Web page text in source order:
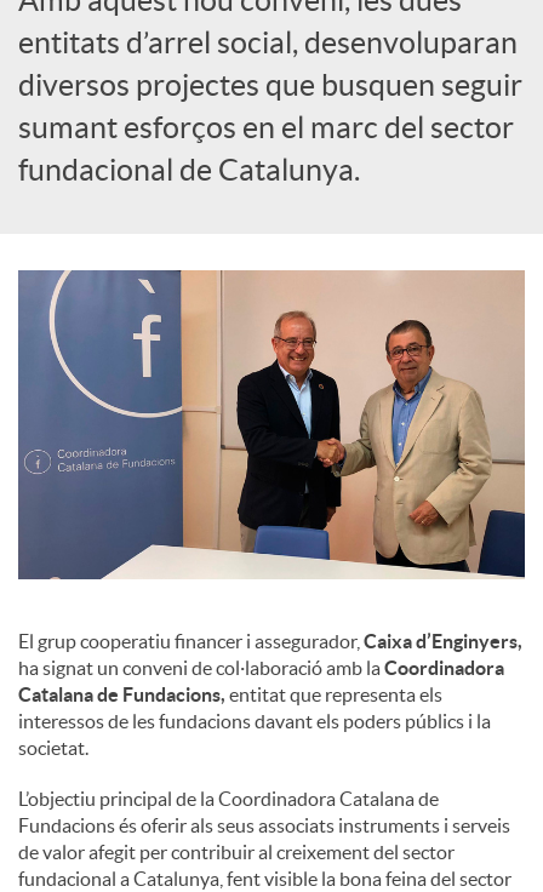
c
i
s
entitats d’arrel social, desenvoluparan
diversos projectes que busquen seguir
sumant esforços en el marc del sector
fundacional de Catalunya.
El grup cooperatiu financer i assegurador, Caixa d’Enginyers,
ha signat un conveni de col·laboració amb laCoordinadora
Catalana de Fundacions, entitat que representa els
interessos de les fundacions davant els poders públics i la
societat.
L’objectiu principal de la Coordinadora Catalana de
Fundacions és oferir als seus associats instruments i serveis
de valor afegit per contribuir al creixement del sector
fundacional a Catalunya, fent visible la bona feina del sector